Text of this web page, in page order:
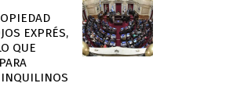
EXPRÉS,
QUE